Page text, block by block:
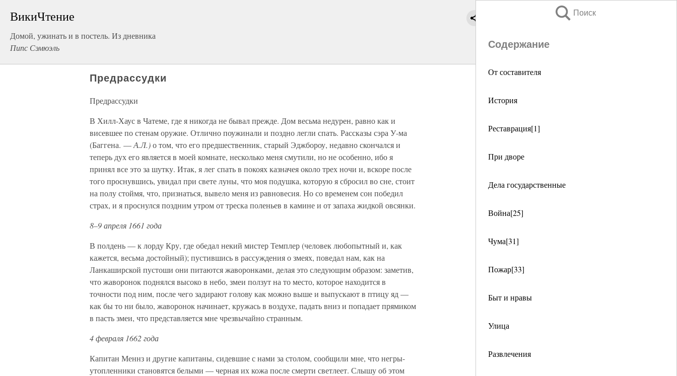
ВикиЧтение
Домой, ужинать и в постель. Из дневника
Пипс Сэмюэль
Поиск
Содержание
От составителя
История
Реставрация[1]
При дворе
Дела государственные
Война[25]
Чума[31]
Пожар[33]
Быт и нравы
Улица
Развлечения
Предрассудки
Предрассудки
В Хилл-Хаус в Чатеме, где я никогда не бывал прежде. Дом весьма недурен, равно как и
висевшее по стенам оружие. Отлично поужинали и поздно легли спать. Рассказы сэра У-ма
(Баггена. —А.Л.)о том, что его предшественник, старый Эджбороу, недавно скончался и
теперь дух его является в моей комнате, несколько меня смутили, но не особенно, ибо я
принял все это за шутку. Итак, я лег спать в покоях казначея около трех ночи и, вскоре после
того проснувшись, увидал при свете луны, что моя подушка, которую я сбросил во сне, стоит
на полу стоймя, что, признаться, вывело меня из равновесия. Но со временем сон победил
страх, и я проснулся поздним утром от треска поленьев в камине и от запаха жидкой овсянки.
8–9 апреля 1661 года
В полдень — к лорду Кру, где обедал некий мистер Темплер (человек любопытный и, как
кажется, весьма достойный); пустившись в рассуждения о змеях, поведал нам, как на
Ланкаширской пустоши они питаются жаворонками, делая это следующим образом: заметив,
что жаворонок поднялся высоко в небо, змеи ползут на то место, которое находится в
точности под ним, после чего задирают голову как можно выше и выпускают в птицу яд —
как бы то ни было, жаворонок начинает, кружась в воздухе, падать вниз и попадает прямиком
в пасть змеи, что представляется мне чрезвычайно странным.
4 февраля 1662 года
Капитан Меннз и другие капитаны, сидевшие с нами за столом, сообщили мне, что негры-
утопленники становятся белыми — черная их кожа после смерти светлеет. Слышу об этом